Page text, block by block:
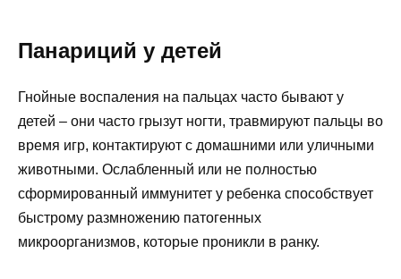
Панариций у детей
Гнойные воспаления на пальцах часто бывают у
детей – они часто грызут ногти, травмируют пальцы во
время игр, контактируют с домашними или уличными
животными. Ослабленный или не полностью
сформированный иммунитет у ребенка способствует
быстрому размножению патогенных
микроорганизмов, которые проникли в ранку.